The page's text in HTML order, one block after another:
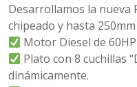
Desarrollamos la nueva
chipeado y hasta
Motor Diesel de 60HP
Plato con 8 cuchillas
dinámicamente.